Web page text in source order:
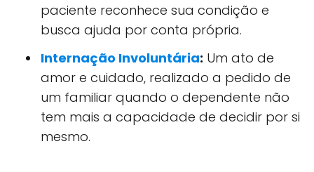
paciente reconhece sua condição e
busca ajuda por conta própria.
Internação Involuntária: Um ato de
amor e cuidado, realizado a pedido de
um familiar quando o dependente não
tem mais a capacidade de decidir por si
mesmo.